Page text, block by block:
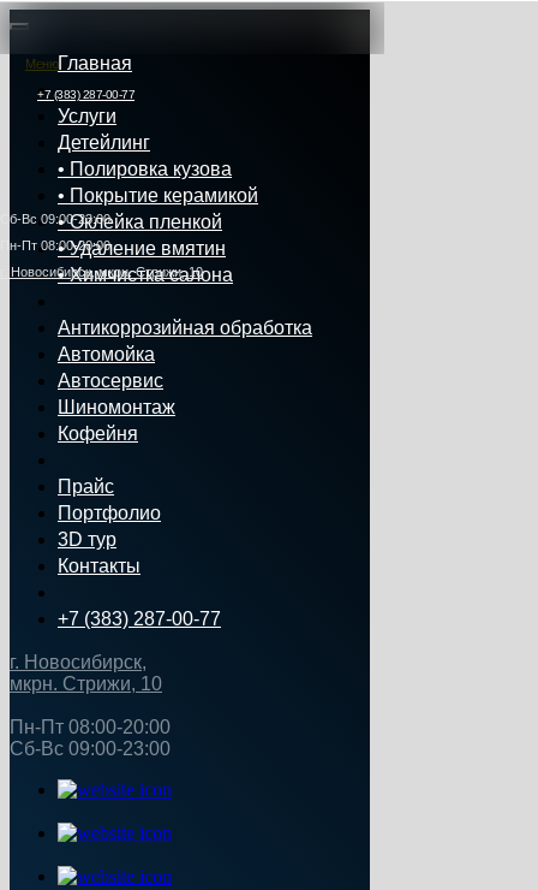
Меню
+7 (383) 287-00-77
Сб‑Вс 09:00‑23:00
Пн‑Пт 08:00-20:00
г. Новосибирск, мкрн. Стрижи, 10
Главная
Услуги
Детейлинг
• Полировка кузова
• Покрытие керамикой
• Оклейка пленкой
• Удаление вмятин
• Химчистка салона
Антикоррозийная обработка
Автомойка
Автосервис
Шиномонтаж
Кофейня
Прайс
Портфолио
3D тур
Контакты
+7 (383) 287-00-77
г. Новосибирск,
мкрн. Стрижи, 10
Пн‑Пт 08:00-20:00
Сб‑Вс 09:00‑23:00